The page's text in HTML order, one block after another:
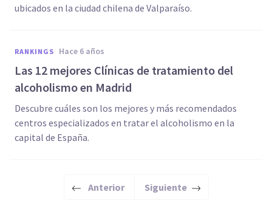
ubicados en la ciudad chilena de Valparaíso.
RANKINGS hace 6 años
Las 12 mejores Clínicas de tratamiento del
alcoholismo en Madrid
Descubre cuáles son los mejores y más recomendados
centros especializados en tratar el alcoholismo en la
capital de España.
Anterior Siguiente